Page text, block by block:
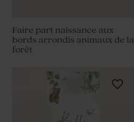
Faire part naissance aux
bords arrondis animaux de la
forêt